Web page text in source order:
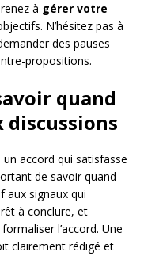
à gérer votre
N’hésitez pas à
des pauses
propositions.
quand
accord qui satisfasse
de savoir quand
aux signaux qui
à conclure, et
l’accord. Une
clairement rédigé et